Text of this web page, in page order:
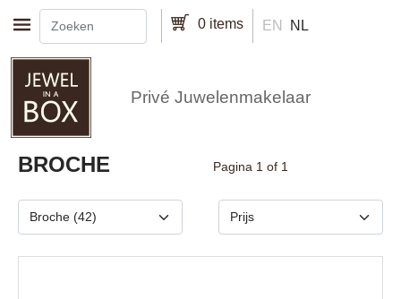
Overslaan en naar de inhoud gaan 0 items EN NL
Privé Juwelenmakelaar
BROCHE Pagination
Pagina 1 of 1
Type Price